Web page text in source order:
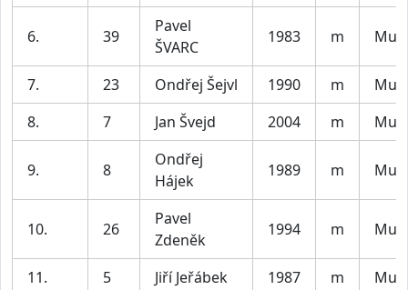
6. 39
Pavel
ŠVARC
1983 m Muži
7. 23 Ondřej Šejvl 1990 m
Muži
8.
7 Jan Švejd 2004 m Muži
9. 8
Ondřej
Hájek
1989 m Muži
10. 26
Pavel
Zdeněk
1994 m Muži
11. 5 Jiří Jeřábek 1987 m Muži